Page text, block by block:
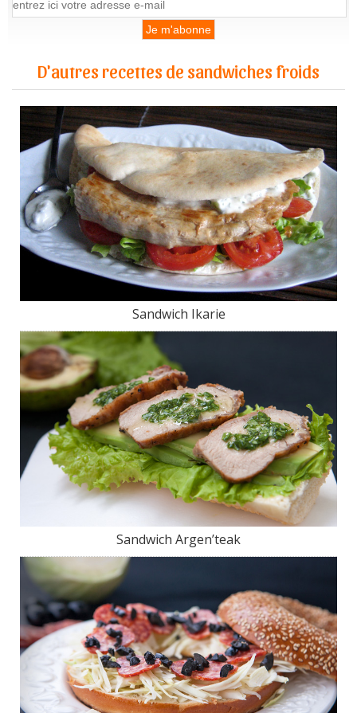
D'autres recettes de sandwiches froids
Sandwich Ikarie
Sandwich Argen’teak